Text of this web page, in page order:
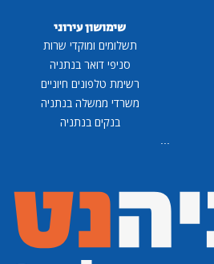
שימושון עירוני
תשלומים ומוקדי שרות
סניפי דואר בנתניה
רשימת טלפונים חיוניים
משרדי ממשלה בנתניה
בנקים בנתניה
...